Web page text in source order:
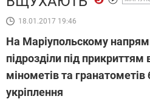
18.01.2017 19:46
На Маріупольскому
підрозділи під
мінометів та гранатометів
укріплення